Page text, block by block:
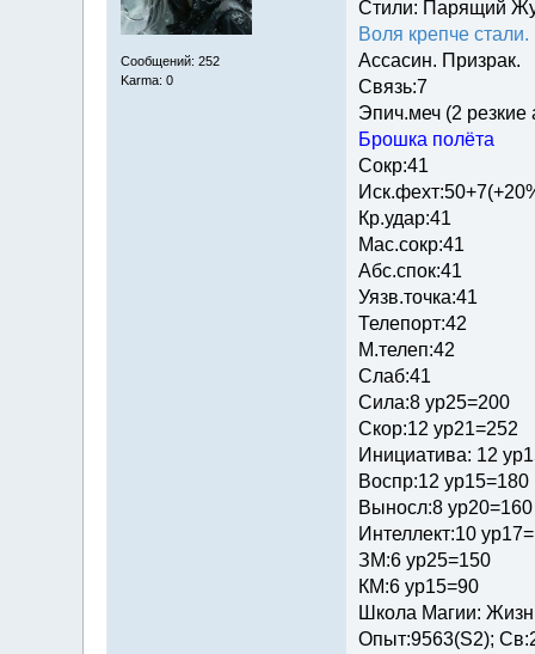
Сообщений: 252
Karma: 0
Стили: Парящий
Воля крепче
Ассасин. Призрак.
Связь:7
Эпич.меч (2 резкие
Брошка полёта
Сокр:41
Кр.удар:41
Мас.сокр:41
Абс.спок:41
Уязв.точка:41
Телепорт:42
М.телеп:42
Слаб:41
Сила:8 ур25=200
Скор:12 ур21=252
Инициатива: 12
Воспр:12 ур15=180
Выносл:8 ур20=160
Интеллект:10
ЗМ:6 ур25=150
КМ:6 ур15=90
Школа Магии:
Опыт:9563(S2);